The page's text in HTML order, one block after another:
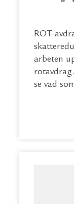
ROT-
arbeten
se vad